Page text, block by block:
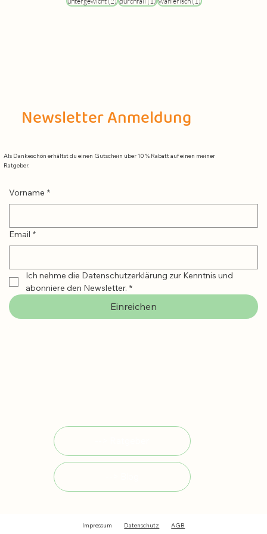
Newsletter Anmeldung
Als Dankeschön erhältst du einen Gutschein über 10 % Rabatt auf einen meiner
Ratgeber.
Vorname *
Email *
Ich nehme die Datenschutzerklärung zur Kenntnis und
abonniere den Newsletter. *
Einreichen
Impressum Datenschutz AGB